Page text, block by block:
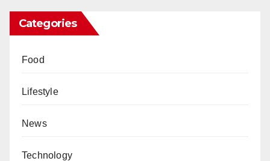
Categories
Food
Lifestyle
News
Technology